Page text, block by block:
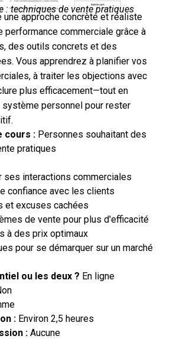
approche concrète et réaliste
performance commerciale grâce à
des outils concrets et des
Vous apprendrez à planifier vos
à traiter les objections avec
plus efficacement—tout en
système personnel pour rester
cours : Personnes souhaitant des
pratiques
ses interactions commerciales
confiance avec les clients
et excuses cachées
de vente pour plus d'efficacité
à des prix optimaux
pour se démarquer sur un marché
ou les deux ? En ligne
: Environ 2,5 heures
: Aucune